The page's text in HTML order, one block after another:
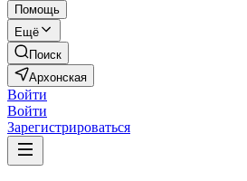
Помощь
Ещё
Поиск
Архонская
Войти
Войти
Зарегистрироваться